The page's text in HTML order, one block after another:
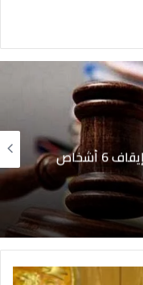
الصحية لبعض